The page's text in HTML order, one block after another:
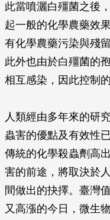
此當噴灑白殭菌之後
起一般的化學農藥效
有化學農藥污染與殘
此外也由於白殭菌的
相互感染，因此控制
人類經由多年來的研
蟲害的優點及有效性
傳統的化學殺蟲劑高
害的前途，將取決於
間做出的抉擇。臺灣
又高漲的今日，微生